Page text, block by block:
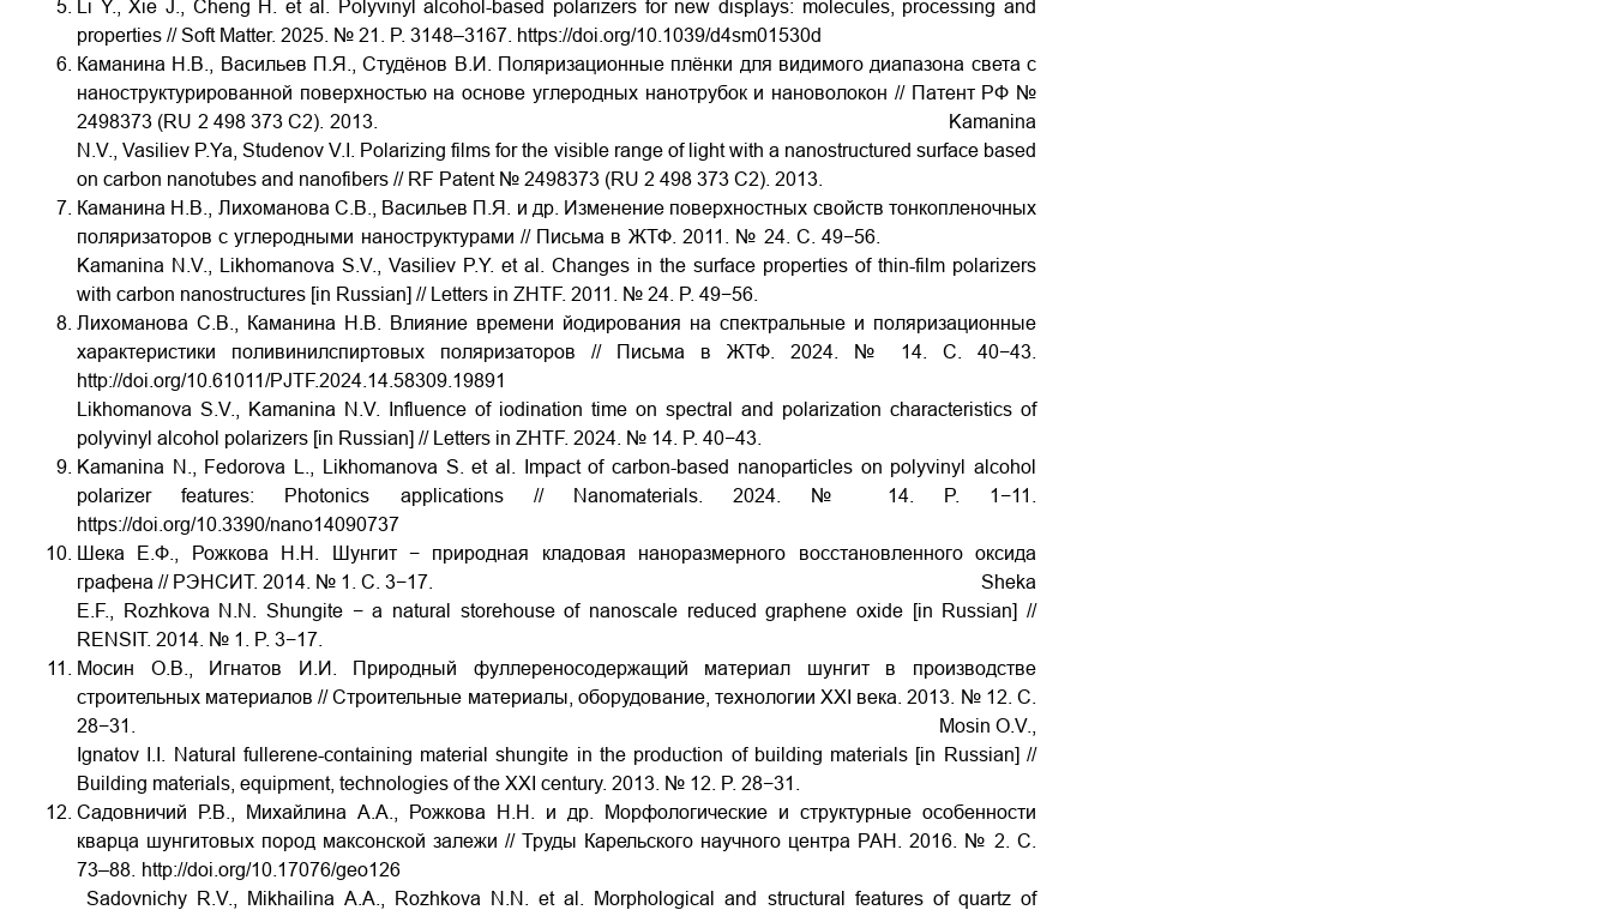
Li Y., Xie J., Cheng H. et al. Polyvinyl alcohol-based polarizers for new displays: molecules, processing and
properties // Soft Matter. 2025. № 21. P. 3148–3167. https://doi.org/10.1039/d4sm01530d
Каманина Н.В., Васильев П.Я., Студёнов В.И. Поляризационные плёнки для видимого диапазона света с
наноструктурированной поверхностью на основе углеродных нанотрубок и нановолокон // Патент РФ №
2498373 (RU 2 498 373 С2). 2013.
Kamanina
N.V.,
Vasiliev P.Ya, Studenov V.I. Polarizing films for the visible range of light with a nanostructured surface based
on carbon nanotubes and nanofibers // RF Patent № 2498373 (RU 2 498 373 С2). 2013.
Каманина Н.В., Лихоманова С.В., Васильев П.Я. и др. Изменение поверхностных свойств тонкопленочных
поляризаторов с углеродными наноструктурами // Письма в ЖТФ. 2011.
№ 24. С . 49−56.
Kamanina N.V., Likhomanova S.V., Vasiliev P.Y. et al. Changes in the surface properties of thin-film polarizers
with carbon nanostructures [in Russian] // Letters in ZHTF. 2011. № 24. P. 49−56.
Лихоманова С.В., Каманина Н.В. Влияние времени йодирования на спектральные и поляризационные
характеристики поливинилспиртовых поляризаторов // Письма в ЖТФ. 2024. №
14. С. 40−43.
http://doi.org/10.61011/PJTF.2024.14.58309.19891
Likhomanova S.V., Kamanina N.V. Influence of iodination time on spectral and polarization characteristics of
polyvinyl alcohol polarizers [in Russian] // Letters in ZHTF. 2024. № 14. P. 40−43.
Kamanina N., Fedorova L., Likhomanova S. et al. Impact of carbon-based nanoparticles on polyvinyl alcohol
polarizer features: Photonics applications // Nanomaterials. 2024. № 14. P. 1−11.
https://doi.org/10.3390/nano14090737
Шека Е.Ф., Рожкова Н.Н. Шунгит − природная кладовая наноразмерного восстановленного оксида
графена // РЭНСИТ. 2014. № 1. С. 3−17.
Sheka
E.F., Rozhkova N.N. Shungite − a natural storehouse of nanoscale reduced graphene oxide [in Russian] //
RENSIT. 2014. № 1. P. 3−17.
Мосин О.В., Игнатов И.И. Природный фуллереносодержащий материал шунгит в производстве
строительных материалов // Строительные материалы, оборудование, технологии XXI века. 2013. № 12. С.
28−31.
Mosin O.V.,
Ignatov I.I. Natural fullerene-containing material shungite in the production of building materials [in Russian] //
Building materials, equipment, technologies of the XXI century. 2013. № 12. P. 28−31.
Садовничий Р.В., Михайлина А.А., Рожкова Н.Н. и др. Морфологические и структурные особенности
кварца шунгитовых пород максонской залежи // Труды Карельского научного центра РАН. 2016. № 2. С.
73–88.
http://doi.org/10.17076/geo126
Sadovnichy R .V., Mikhailina A. A., Rozhkova N N et al
Morphological and structural features of quartz of